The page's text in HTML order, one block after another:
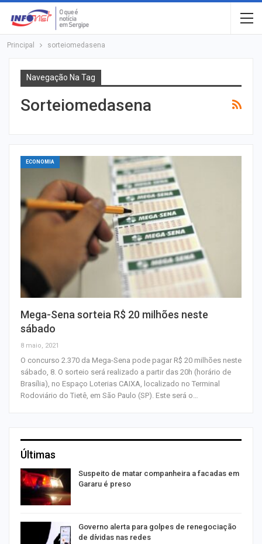
Principal sorteiomedasena
Navegação Na Tag
Sorteiomedasena
ECONOMIA
Mega-Sena sorteia R$ 20 milhões neste
sábado
8 maio, 2021
O concurso 2.370 da Mega-Sena pode pagar R$ 20 milhões neste
sábado, 8. O sorteio será realizado a partir das 20h (horário de
Brasília), no Espaço Loterias CAIXA, localizado no Terminal
Rodoviário do Tietê, em São Paulo (SP). Este será o…
Últimas
Suspeito de matar companheira a facadas em
Gararu é preso
Governo alerta para golpes de renegociação
de dívidas nas redes